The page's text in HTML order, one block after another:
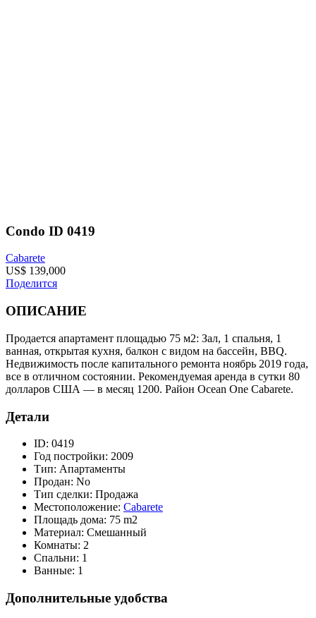
Condo ID 0419
Cabarete
US$ 139,000
Поделится
ОПИСАНИЕ
Продается апартамент площадью 75 м2: Зал, 1 спальня, 1
ванная, открытая кухня, балкон с видом на бассейн, BBQ.
Недвижимость после капитального ремонта ноябрь 2019 года,
все в отличном состоянии. Рекомендуемая аренда в сутки 80
долларов США — в месяц 1200. Район Ocean One Cabarete.
Детали
ID: 0419
Год постройки: 2009
Тип: Апартаменты
Продан: No
Тип сделки: Продажа
Местоположение: Cabarete
Площадь дома: 75 m2
Материал: Смешанный
Комнаты: 2
Спальни: 1
Ванные: 1
Дополнительные удобства